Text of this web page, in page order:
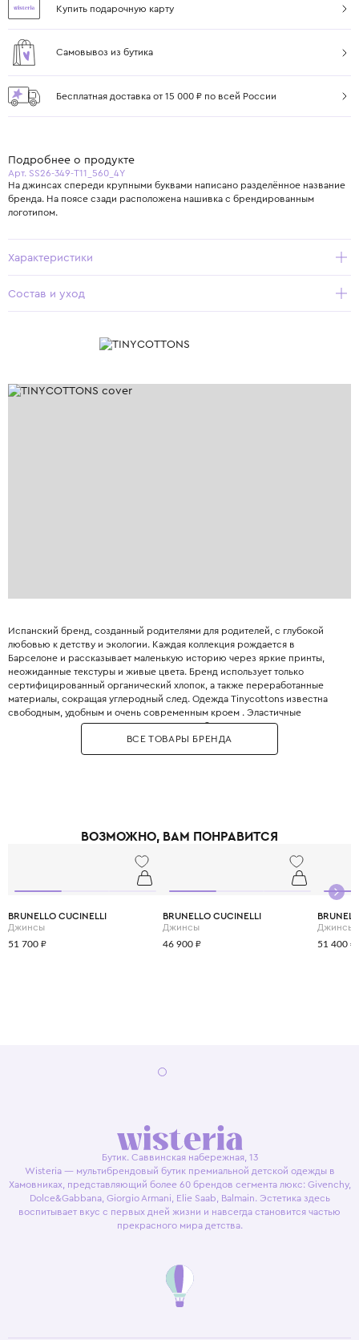
Купить подарочную карту
Самовывоз из бутика
Бесплатная доставка от 15 000 ₽ по всей России
Подробнее о продукте
Арт. SS26-349-T11_560_4Y
На джинсах спереди крупными буквами написано разделённое название
бренда. На поясе сзади расположена нашивка с брендированным
логотипом.
Характеристики
Состав и уход
Испанский бренд, созданный родителями для родителей, с глубокой
любовью к детству и экологии. Каждая коллекция рождается в
Барселоне и рассказывает маленькую историю через яркие принты,
неожиданные текстуры и живые цвета. Бренд использует только
сертифицированный органический хлопок, а также переработанные
материалы, сокращая углеродный след. Одежда Tinycottons известна
свободным, удобным и очень современным кроем . Эластичные
манжеты, мягкие резинки и плоские швы обеспечивают максимальную
свободу движений для игр и сна. Принты являются визитной карточкой
бренда: забавные животные, абстрактные узоры, коллаборации с
ВСЕ ТОВАРЫ БРЕНДА
ВОЗМОЖНО, ВАМ ПОНРАВИТСЯ
BRUNELLO CUCINELLI
Джинсы
51 700 ₽
BRUNELLO CUCINELLI
Джинсы
46 900 ₽
Джинсы
51 400 ₽
Бутик. Саввинская набережная, 13
Wisteria — мультибрендовый бутик премиальной детской одежды в
Хамовниках, представляющий более 60 брендов сегмента люкс: Givenchy,
Dolce&Gabbana, Giorgio Armani, Elie Saab, Balmain. Эстетика здесь
воспитывает вкус с первых дней жизни и навсегда становится частью
прекрасного мира детства.